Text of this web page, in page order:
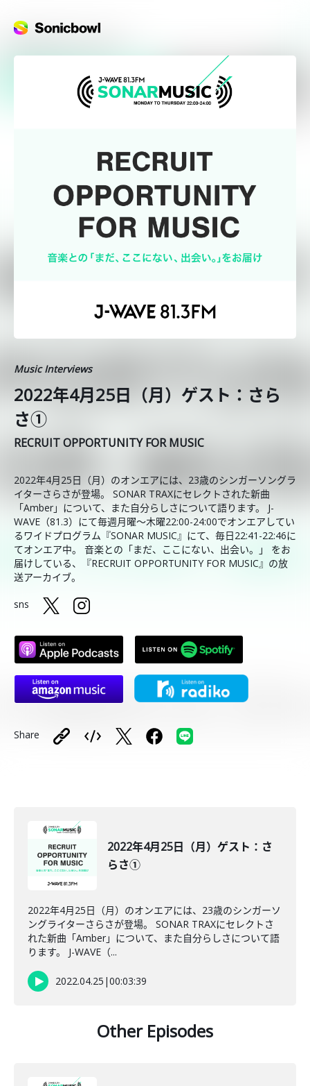
Music Interviews
2022年4月25日（月）ゲスト：さら
さ①
RECRUIT OPPORTUNITY FOR MUSIC
2022年4月25日（月）のオンエアには、23歳のシンガーソングラ
イターさらさが登場。 SONAR TRAXにセレクトされた新曲
「Amber」について、また自分らしさについて語ります。 J-
WAVE（81.3）にて毎週月曜～木曜22:00-24:00でオンエアしてい
るワイドプログラム『SONAR MUSIC』にて、毎日22:41-22:46に
てオンエア中。 音楽との「まだ、ここにない、出会い。」 をお
届けしている、『RECRUIT OPPORTUNITY FOR MUSIC』の放
送アーカイブ。
sns
Share
2022年4月25日（月）ゲスト：さ
らさ①
2022年4月25日（月）のオンエアには、23歳のシンガーソ
ングライターさらさが登場。 SONAR TRAXにセレクトさ
れた新曲「Amber」について、また自分らしさについて語
ります。 J-WAVE（...
2022.04.25 |00:03:39
Other Episodes